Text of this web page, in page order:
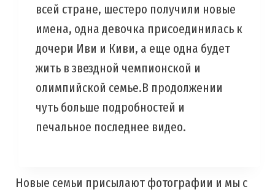
всей стране, шестеро получили новые
имена, одна девочка присоединилась к
дочери Иви и Киви, а еще одна будет
жить в звездной чемпионской и
олимпийской семье.В продолжении
чуть больше подробностей и
печальное последнее видео.
Новые семьи присылают фотографии и мы с